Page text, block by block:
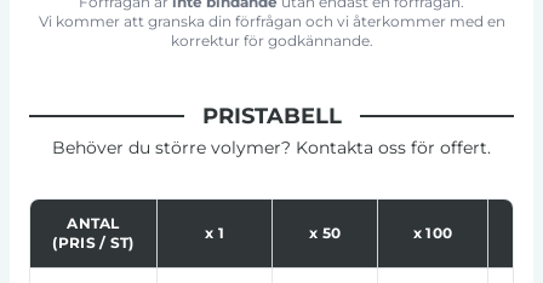
Vi kommer att granska din förfrågan och vi återkommer med en
korrektur för godkännande.
PRISTABELL
Behöver du större volymer? Kontakta oss för offert.
ANTAL
(PRIS / ST)
x 1 x 50 x100